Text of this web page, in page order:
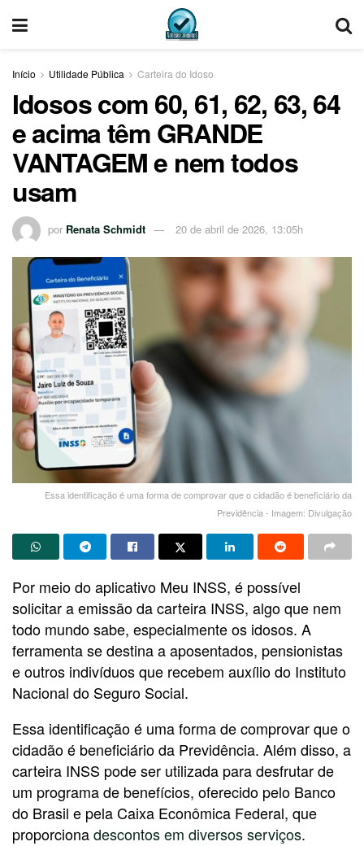
Início Utilidade Pública Carteira do Idoso
Idosos com 60, 61, 62, 63, 64
e acima têm GRANDE
VANTAGEM e nem todos
usam
por Renata Schmidt 20 de abril de 2026, 13:05h
Essa identificação é uma forma de comprovar que o cidadão é beneficiário da
Previdência - Imagem: Divulgação
Por meio do aplicativo Meu INSS, é possível
solicitar a emissão da carteira INSS, algo que nem
todo mundo sabe, especialmente os idosos. A
ferramenta se destina a aposentados, pensionistas
e outros indivíduos que recebem auxílio do Instituto
Nacional do Seguro Social.
Essa identificação é uma forma de comprovar que o
cidadão é beneficiário da Previdência. Além disso, a
carteira INSS pode ser utilizada para desfrutar de
um programa de benefícios, oferecido pelo Banco
do Brasil e pela Caixa Econômica Federal, que
proporcionadescontos em diversos serviços.